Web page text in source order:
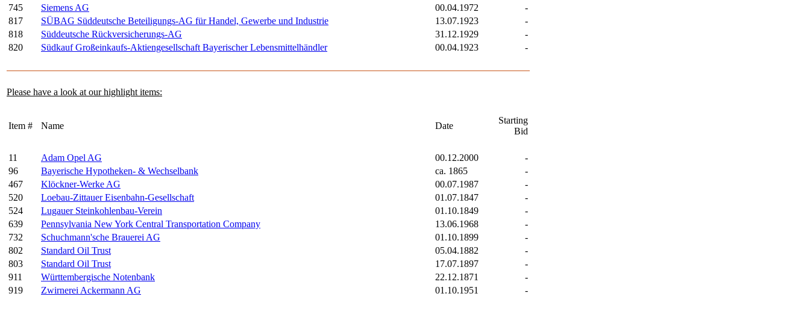
745
Siemens AG 00.04.1972
-
817
SÜBAG Süddeutsche Beteiligungs-AG für Handel, Gewerbe und Industrie 13.07.1923
-
818
Süddeutsche Rückversicherungs-AG 31.12.1929
-
820
Südkauf Großeinkaufs-Aktiengesellschaft Bayerischer Lebensmittelhändler 00.04.1923 -
Please have a look at our highlight items:
Item # Name Date
Starting
Bid
11 Adam Opel AG 00.12.2000
-
96
Bayerische Hypotheken- & Wechselbank ca. 1865
-
467
Klöckner-Werke AG 00.07.1987
-
520
Loebau-Zittauer Eisenbahn-Gesellschaft 01.07.1847
-
524
Lugauer Steinkohlenbau-Verein 01.10.1849
-
639
Pennsylvania New York Central Transportation Company 13.06.1968
-
732
Schuchmann'sche Brauerei AG 01.10.1899
-
802
Standard Oil Trust 05.04.1882
-
803
Standard Oil Trust 17.07.1897
-
911
Württembergische Notenbank 22.12.1871
-
919
Zwirnerei Ackermann AG 01.10.1951 -